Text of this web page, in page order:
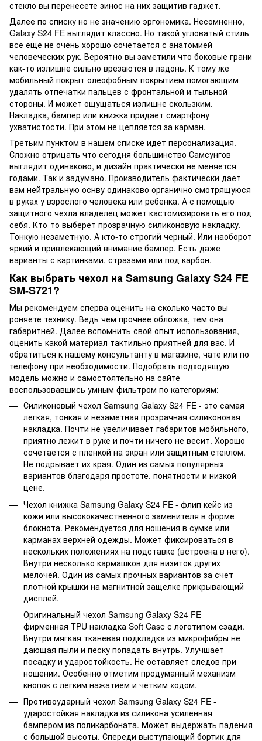
стекло вы перенесете зинос на них защитив гаджет.
Далее по списку но не значению эргономика. Несомненно,
Galaxy S24 FE выглядит классно. Но такой угловатый стиль
все еще не очень хорошо сочетается с анатомией
человеческих рук. Вероятно вы заметили что боковые грани
как-то излишне сильно врезаются в ладонь. К тому же
мобильный покрыт олеофобным покрытием помогающим
удалять отпечатки пальцев с фронтальной и тыльной
стороны. И может ощущаться излишне скользким.
Накладка, бампер или книжка придает смартфону
ухватистости. При этом не цепляется за карман.
Третьим пунктом в нашем списке идет персонализация.
Сложно отрицать что сегодня большинство Самсунгов
выглядит одинаково, и дизайн практически не меняется
годами. Так и задумано. Производитель фактически дает
вам нейтральную оснву одинаково органично смотрящуюся
в руках у взрослого человека или ребенка. А с помощью
защитного чехла владелец может кастомизировать его под
себя. Кто-то выберет прозрачную силиконовую накладку.
Тонкую незаметную. А кто-то строгий черный. Или наоборот
яркий и привлекающий внимание бампер. Есть даже
варианты с картинками, стразами или под карбон.
Как выбрать чехол на Samsung Galaxy S24 FE
SM-S721?
Мы рекомендуем сперва оценить на сколько часто вы
роняете технику. Ведь чем прочнее обложка, тем она
габаритней. Далее вспомнить свой опыт использования,
оценить какой материал тактильно приятней для вас. И
обратиться к нашему консультанту в магазине, чате или по
телефону при необходимости. Подобрать подходящую
модель можно и самостоятельно на сайте
воспользовавшись умным фильтром по категориям:
Силиконовый чехол Samsung Galaxy S24 FE - это самая
легкая, тонкая и незаметная прозрачная силиконовая
накладка. Почти не увеличивает габаритов мобильного,
приятно лежит в руке и почти ничего не весит. Хорошо
сочетается с пленкой на экран или защитным стеклом.
Не подрывает их края. Один из самых популярных
вариантов благодаря простоте, понятности и низкой
цене.
Чехол книжка Samsung Galaxy S24 FE - флип кейс из
кожи или высококачественного заменителя в форме
блокнота. Рекомендуется для ношения в сумке или
карманах верхней одежды. Может фиксироваться в
нескольких положениях на подставке (встроена в него).
Внутри несколько кармашков для визиток других
мелочей. Один из самых прочных вариантов за счет
плотной крышки на магнитной защелке прикрывающий
дисплей.
Оригинальный чехол Samsung Galaxy S24 FE -
фирменная TPU накладка Soft Case с логотипом сзади.
Внутри мягкая тканевая подкладка из микрофибры не
дающая пыли и песку попадать внутрь. Улучшает
посадку и ударостойкость. Не оставляет следов при
ношении. Особенно отметим продуманный механизм
кнопок с легким нажатием и четким ходом.
Противоударный чехол Samsung Galaxy S24 FE -
ударостойкая накладка из силикона усиленная
бампером из поликарбоната. Может выдержать падения
с большой высоты. Спереди выступающий бортик для